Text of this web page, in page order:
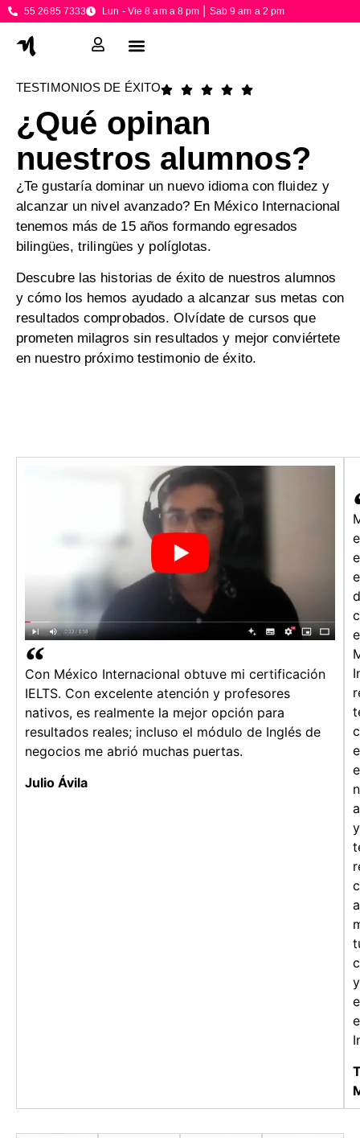
55 2685 7333 Lun - Vie 8 am a 8 pm ⎮ Sab 9 am a 2 pm
TESTIMONIOS DE ÉXITO
¿Qué opinan
nuestros alumnos?
¿Te gustaría dominar un nuevo idioma con fluidez y
alcanzar un nivel avanzado? En México Internacional
tenemos más de 15 años formando egresados
bilingües, trilingües y políglotas.
Descubre las historias de éxito de nuestros alumnos
y cómo los hemos ayudado a alcanzar sus metas con
resultados comprobados. Olvídate de cursos que
prometen milagros sin resultados y mejor conviértete
en nuestro próximo testimonio de éxito.
Con México Internacional obtuve mi certificación
IELTS. Con excelente atención y profesores
nativos, es realmente la mejor opción para
resultados reales; incluso el módulo de Inglés de
negocios me abrió muchas puertas.
Julio Ávila
y
a
y